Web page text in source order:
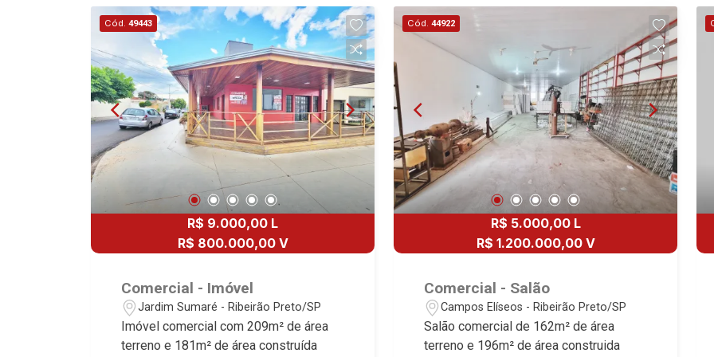
desde 2000. Especialistas em Venda,
Locação e Lançamentos! Avenida João
Fiúsa, 1051 - Alto da Boa Vista |
Ribeirão Preto.
Ribeirão Preto.
Cód. 49443
R$ 9.000,00 L
R$ 800.000,00 V
Comercial - Imóvel
Jardim Sumaré - Ribeirão Preto/SP
Imóvel comercial com 209m² de área
terreno e 181m² de área construída
Cód. 44922
R$ 5.000,00 L
R$ 1.200.000,00 V
Comercial - Salão
Campos Elíseos - Ribeirão Preto/SP
Salão comercial de 162m² de área
terreno e 196m² de área construida